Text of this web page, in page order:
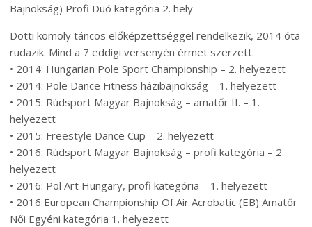
Bajnokság) Profi Duó kategória 2. hely
Dotti komoly táncos előképzettséggel rendelkezik, 2014 óta
rudazik. Mind a 7 eddigi versenyén érmet szerzett.
• 2014: Hungarian Pole Sport Championship – 2. helyezett
• 2014: Pole Dance Fitness házibajnokság – 1. helyezett
• 2015: Rúdsport Magyar Bajnokság – amatőr II. – 1.
helyezett
• 2015: Freestyle Dance Cup – 2. helyezett
• 2016: Rúdsport Magyar Bajnokság – profi kategória – 2.
helyezett
• 2016: Pol Art Hungary, profi kategória – 1. helyezett
• 2016 European Championship Of Air Acrobatic (EB) Amatőr
Női Egyéni kategória 1. helyezett